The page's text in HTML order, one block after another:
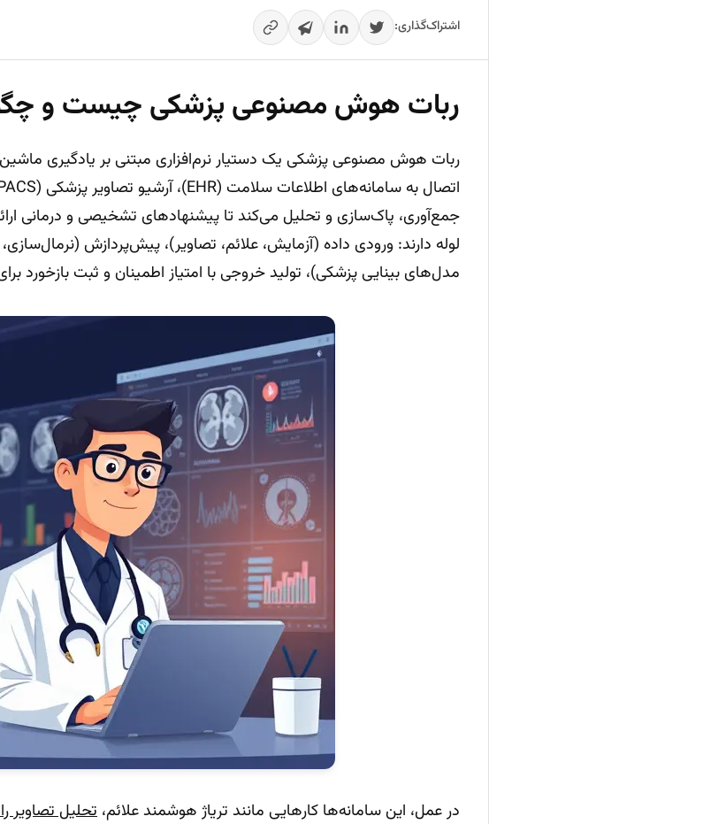
اشتراک‌گذاری:
ربات هوش مصنوعی پزشکی چیست و
ربات هوش مصنوعی پزشکی یک دستیار نرم‌افزاری مبتنی بر یادگیری
جمع‌آوری، پاک‌سازی و تحلیل می‌کند تا پیشنهادهای تشخیصی و درمانی
مدل‌های بینایی پزشکی)، تولید خروجی با امتیاز اطمینان و ثبت بازخورد
در عمل، این سامانه‌ها کارهایی مانند تریاژ هوشمند علائم، تحلیل تصاویر